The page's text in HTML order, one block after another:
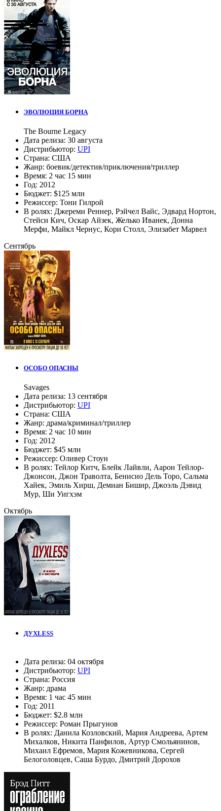
ЭВОЛЮЦИЯ БОРНА
The Bourne Legacy
Дата релиза: 30 августа
Дистрибьютор: UPI
Страна: США
Жанр: боевик/детектив/приключения/триллер
Время: 2 час 15 мин
Год: 2012
Бюджет: $125 млн
Режиссер: Тони Гилрой
В ролях: Джереми Реннер, Рэйчел Вайс, Эдвард Нортон,
Стейси Кич, Оскар Айзек, Желько Иванек, Донна
Мерфи, Майкл Чернус, Кори Столл, Элизабет Марвел
Сентябрь
ОСОБО ОПАСНЫ
Savages
Дата релиза: 13 сентября
Дистрибьютор: UPI
Страна: США
Жанр: драма/криминал/триллер
Время: 2 час 10 мин
Год: 2012
Бюджет: $45 млн
Режиссер: Оливер Стоун
В ролях: Тейлор Китч, Блейк Лайвли, Аарон Тейлор-
Джонсон, Джон Траволта, Бенисио Дель Торо, Сальма
Хайек, Эмиль Хирш, Демиан Бишир, Джоэль Дэвид
Мур, Ши Уигхэм
Октябрь
ДУХLESS
Дата релиза: 04 октября
Дистрибьютор: UPI
Страна: Россия
Жанр: драма
Время: 1 час 45 мин
Год: 2011
Бюджет: $2.8 млн
Режиссер: Роман Прыгунов
В ролях: Данила Козловский, Мария Андреева, Артем
Михалков, Никита Панфилов, Артур Смольянинов,
Михаил Ефремов, Мария Кожевникова, Сергей
Белоголовцев, Саша Бурдо, Дмитрий Дорохов